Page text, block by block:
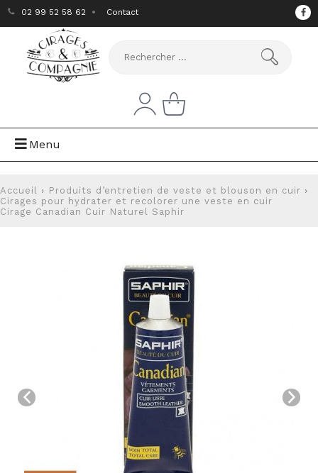
02 99 52 58 62 Contact
Menu
Accueil › Produits d’entretien de veste et blouson en cuir ›
Cirages pour hydrater et recolorer une veste en cuir
Cirage Canadian Cuir Naturel Saphir